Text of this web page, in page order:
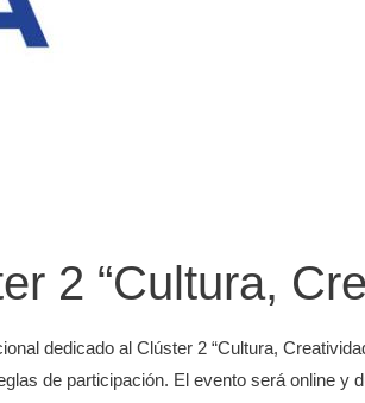
2 “Cultura,
dedicado al Clúster 2 “Cultura,
de participación. El evento será online y